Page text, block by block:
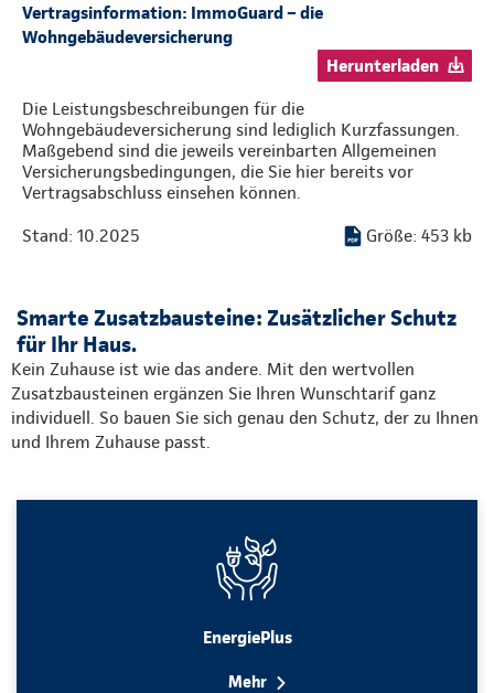
Vertragsinformation: ImmoGuard – die
Wohngebäudeversicherung
Herunterladen
Die Leistungsbeschreibungen für die
Wohngebäudeversicherung sind lediglich Kurzfassungen.
Maßgebend sind die jeweils vereinbarten Allgemeinen
Versicherungsbedingungen, die Sie hier bereits vor
Vertragsabschluss einsehen können.
Stand: 10.2025 Größe: 453 kb
Smarte Zusatzbausteine: Zusätzlicher Schutz
für Ihr Haus.
Kein Zuhause ist wie das andere. Mit den wertvollen
Zusatzbausteinen ergänzen Sie Ihren Wunschtarif ganz
individuell. So bauen Sie sich genau den Schutz, der zu Ihnen
und Ihrem Zuhause passt.
EnergiePlus
Mehr